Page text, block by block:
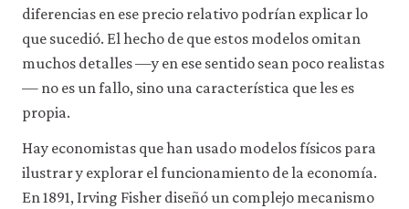
hay
tener
una
iniciada).
También
gustaría
utilizar
cookies
analíticas
diferencias en ese precio relativo podrían explicar lo
que sucedió. El hecho de que estos modelos omitan
muchos detalles —y en ese sentido sean poco realistas
— no es un fallo, sino una característica que les es
propia.
Hay economistas que han usado modelos físicos para
ilustrar y explorar el funcionamiento de la economía.
En 1891, Irving Fisher diseñó un complejo mecanismo